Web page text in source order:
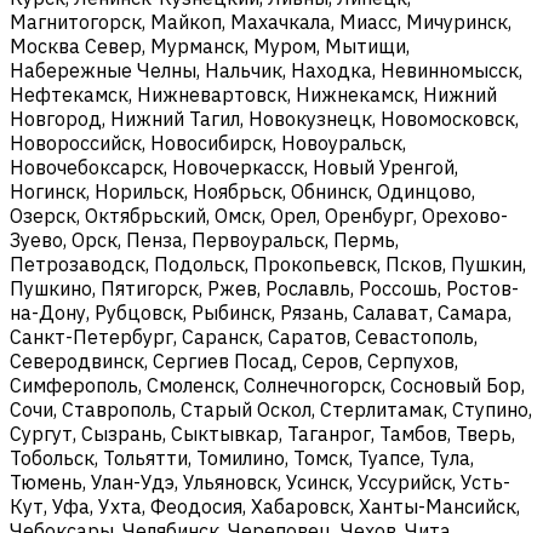
Магнитогорск, Майкоп, Махачкала, Миасс, Мичуринск,
Москва Север, Мурманск, Муром, Мытищи,
Набережные Челны, Нальчик, Находка, Невинномысск,
Нефтекамск, Нижневартовск, Нижнекамск, Нижний
Новгород, Нижний Тагил, Новокузнецк, Новомосковск,
Новороссийск, Новосибирск, Новоуральск,
Новочебоксарск, Новочеркасск, Новый Уренгой,
Ногинск, Норильск, Ноябрьск, Обнинск, Одинцово,
Озерск, Октябрьский, Омск, Орел, Оренбург, Орехово-
Зуево, Орск, Пенза, Первоуральск, Пермь,
Петрозаводск, Подольск, Прокопьевск, Псков, Пушкин,
Пушкино, Пятигорск, Ржев, Рославль, Россошь, Ростов-
на-Дону, Рубцовск, Рыбинск, Рязань, Салават, Самара,
Санкт-Петербург, Саранск, Саратов, Севастополь,
Северодвинск, Сергиев Посад, Серов, Серпухов,
Симферополь, Смоленск, Солнечногорск, Сосновый Бор,
Сочи, Ставрополь, Старый Оскол, Стерлитамак, Ступино,
Сургут, Сызрань, Сыктывкар, Таганрог, Тамбов, Тверь,
Тобольск, Тольятти, Томилино, Томск, Туапсе, Тула,
Тюмень, Улан-Удэ, Ульяновск, Усинск, Уссурийск, Усть-
Кут, Уфа, Ухта, Феодосия, Хабаровск, Ханты-Мансийск,